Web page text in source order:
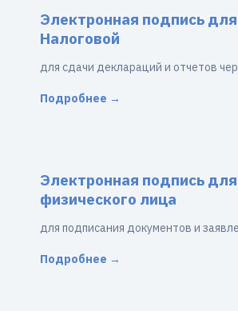
Электронная подпись для
Налоговой
для сдачи деклараций и отчетов
Подробнее →
Электронная подпись для
физического лица
для подписания документов и
Подробнее →